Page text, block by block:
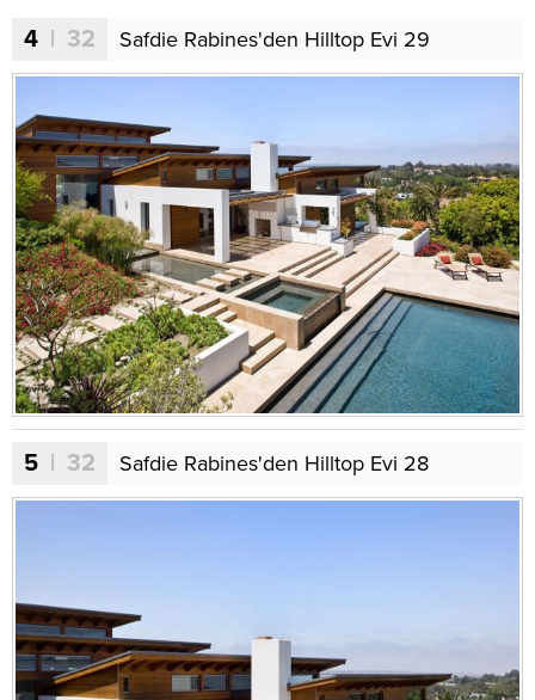
4 | 32 Safdie Rabines'den Hilltop Evi 29
5 | 32 Safdie Rabines'den Hilltop Evi 28